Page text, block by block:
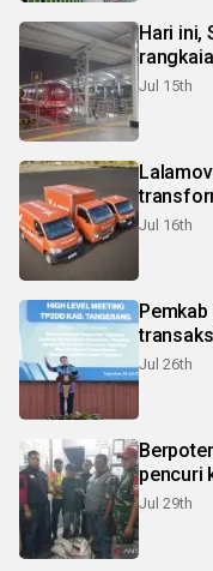
Hari ini,
Jul 15th
Jul 16th
Jul 26th
pencuri
Jul 29th